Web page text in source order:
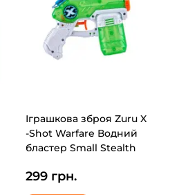
Іграшкова зброя Zuru X
-Shot Warfare Водний
бластер Small Stealth
299 грн.